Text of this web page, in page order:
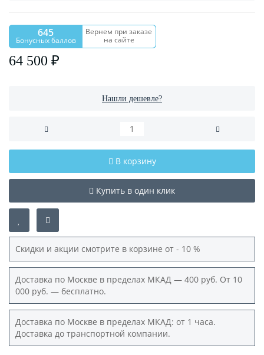
645
Бонусных баллов
Вернем при заказе
на сайте
64 500 ₽
Нашли дешевле?
В корзину
Купить в один клик
Скидки и акции смотрите в корзине от - 10 %
Доставка по Москве в пределах МКАД — 400 руб. От 10
000 руб. — бесплатно.
Доставка по Москве в пределах МКАД: от 1 часа.
Доставка до транспортной компании.